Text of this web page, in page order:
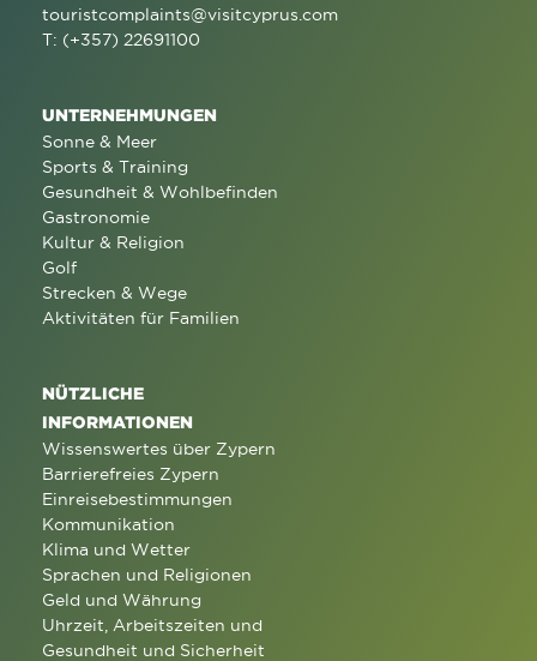
touristcomplaints@visitcyprus.com
T: (+357) 22691100
UNTERNEHMUNGEN
Sonne & Meer
Sports & Training
Gesundheit & Wohlbefinden
Gastronomie
Kultur & Religion
Golf
Strecken & Wege
Aktivitäten für Familien
NÜTZLICHE
INFORMATIONEN
Wissenswertes über Zypern
Barrierefreies Zypern
Einreisebestimmungen
Kommunikation
Klima und Wetter
Sprachen und Religionen
Geld und Währung
Uhrzeit, Arbeitszeiten und
Gesundheit und Sicherheit